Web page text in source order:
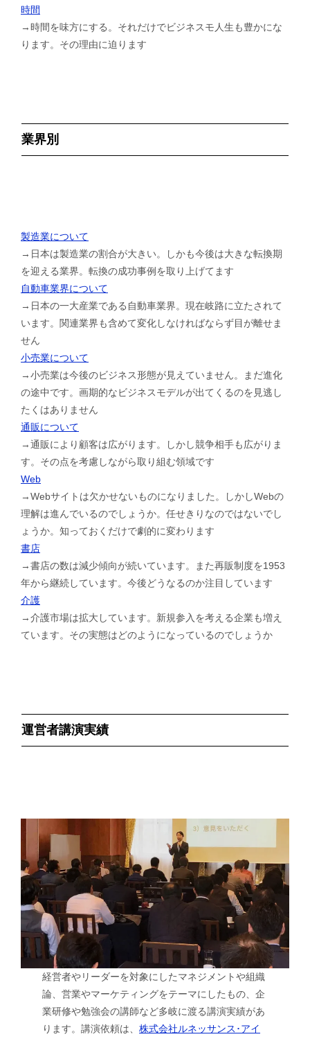
時間
→時間を味方にする。それだけでビジネスモ人生も豊かにな
ります。その理由に迫ります
業界別
製造業について
→日本は製造業の割合が大きい。しかも今後は大きな転換期
を迎える業界。転換の成功事例を取り上げてます
自動車業界について
→日本の一大産業である自動車業界。現在岐路に立たされて
います。関連業界も含めて変化しなければならず目が離せま
せん
小売業について
→小売業は今後のビジネス形態が見えていません。まだ進化
の途中です。画期的なビジネスモデルが出てくるのを見逃し
たくはありません
通販について
→通販により顧客は広がります。しかし競争相手も広がりま
す。その点を考慮しながら取り組む領域です
Web
→Webサイトは欠かせないものになりました。しかしWebの
理解は進んでいるのでしょうか。任せきりなのではないでし
ょうか。知っておくだけで劇的に変わります
書店
→書店の数は減少傾向が続いています。また再販制度を1953
年から継続しています。今後どうなるのか注目しています
介護
→介護市場は拡大しています。新規参入を考える企業も増え
ています。その実態はどのようになっているのでしょうか
運営者講演実績
経営者やリーダーを対象にしたマネジメントや組織
論、営業やマーケティングをテーマにしたもの、企
業研修や勉強会の講師など多岐に渡る講演実績があ
ります。講演依頼は、株式会社ルネッサンス･アイ